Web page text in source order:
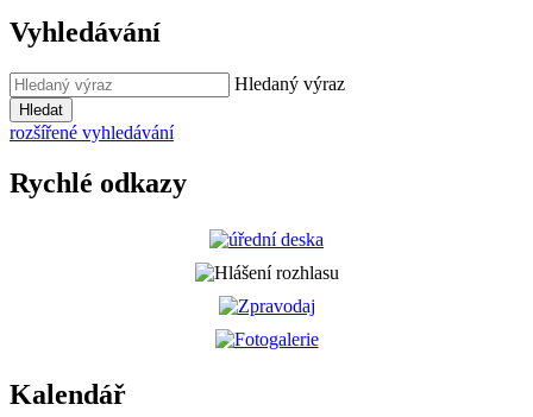
Vyhledávání
Hledaný výraz
Hledat
rozšířené vyhledávání
Rychlé odkazy
Kalendář